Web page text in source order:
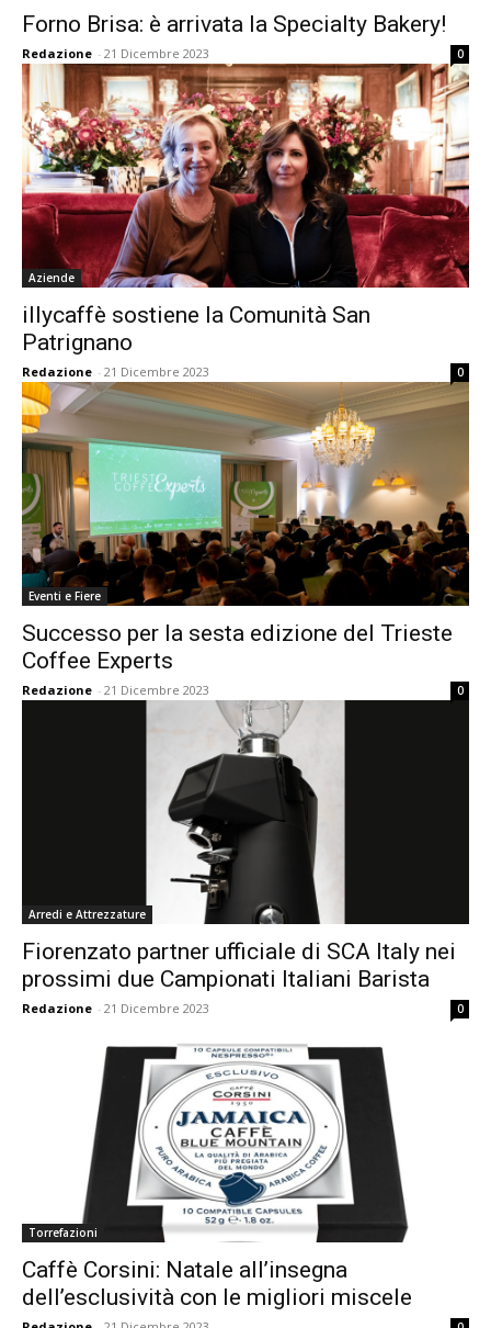
Forno Brisa: è arrivata la Specialty Bakery!
Redazione - 21 Dicembre 2023 0
Aziende
illycaffè sostiene la Comunità San
Patrignano
Redazione - 21 Dicembre 2023 0
Eventi e Fiere
Successo per la sesta edizione del Trieste
Coffee Experts
Redazione - 21 Dicembre 2023 0
Arredi e Attrezzature
Fiorenzato partner ufficiale di SCA Italy nei
prossimi due Campionati Italiani Barista
Redazione - 21 Dicembre 2023 0
Torrefazioni
Caffè Corsini: Natale all’insegna
dell’esclusività con le migliori miscele